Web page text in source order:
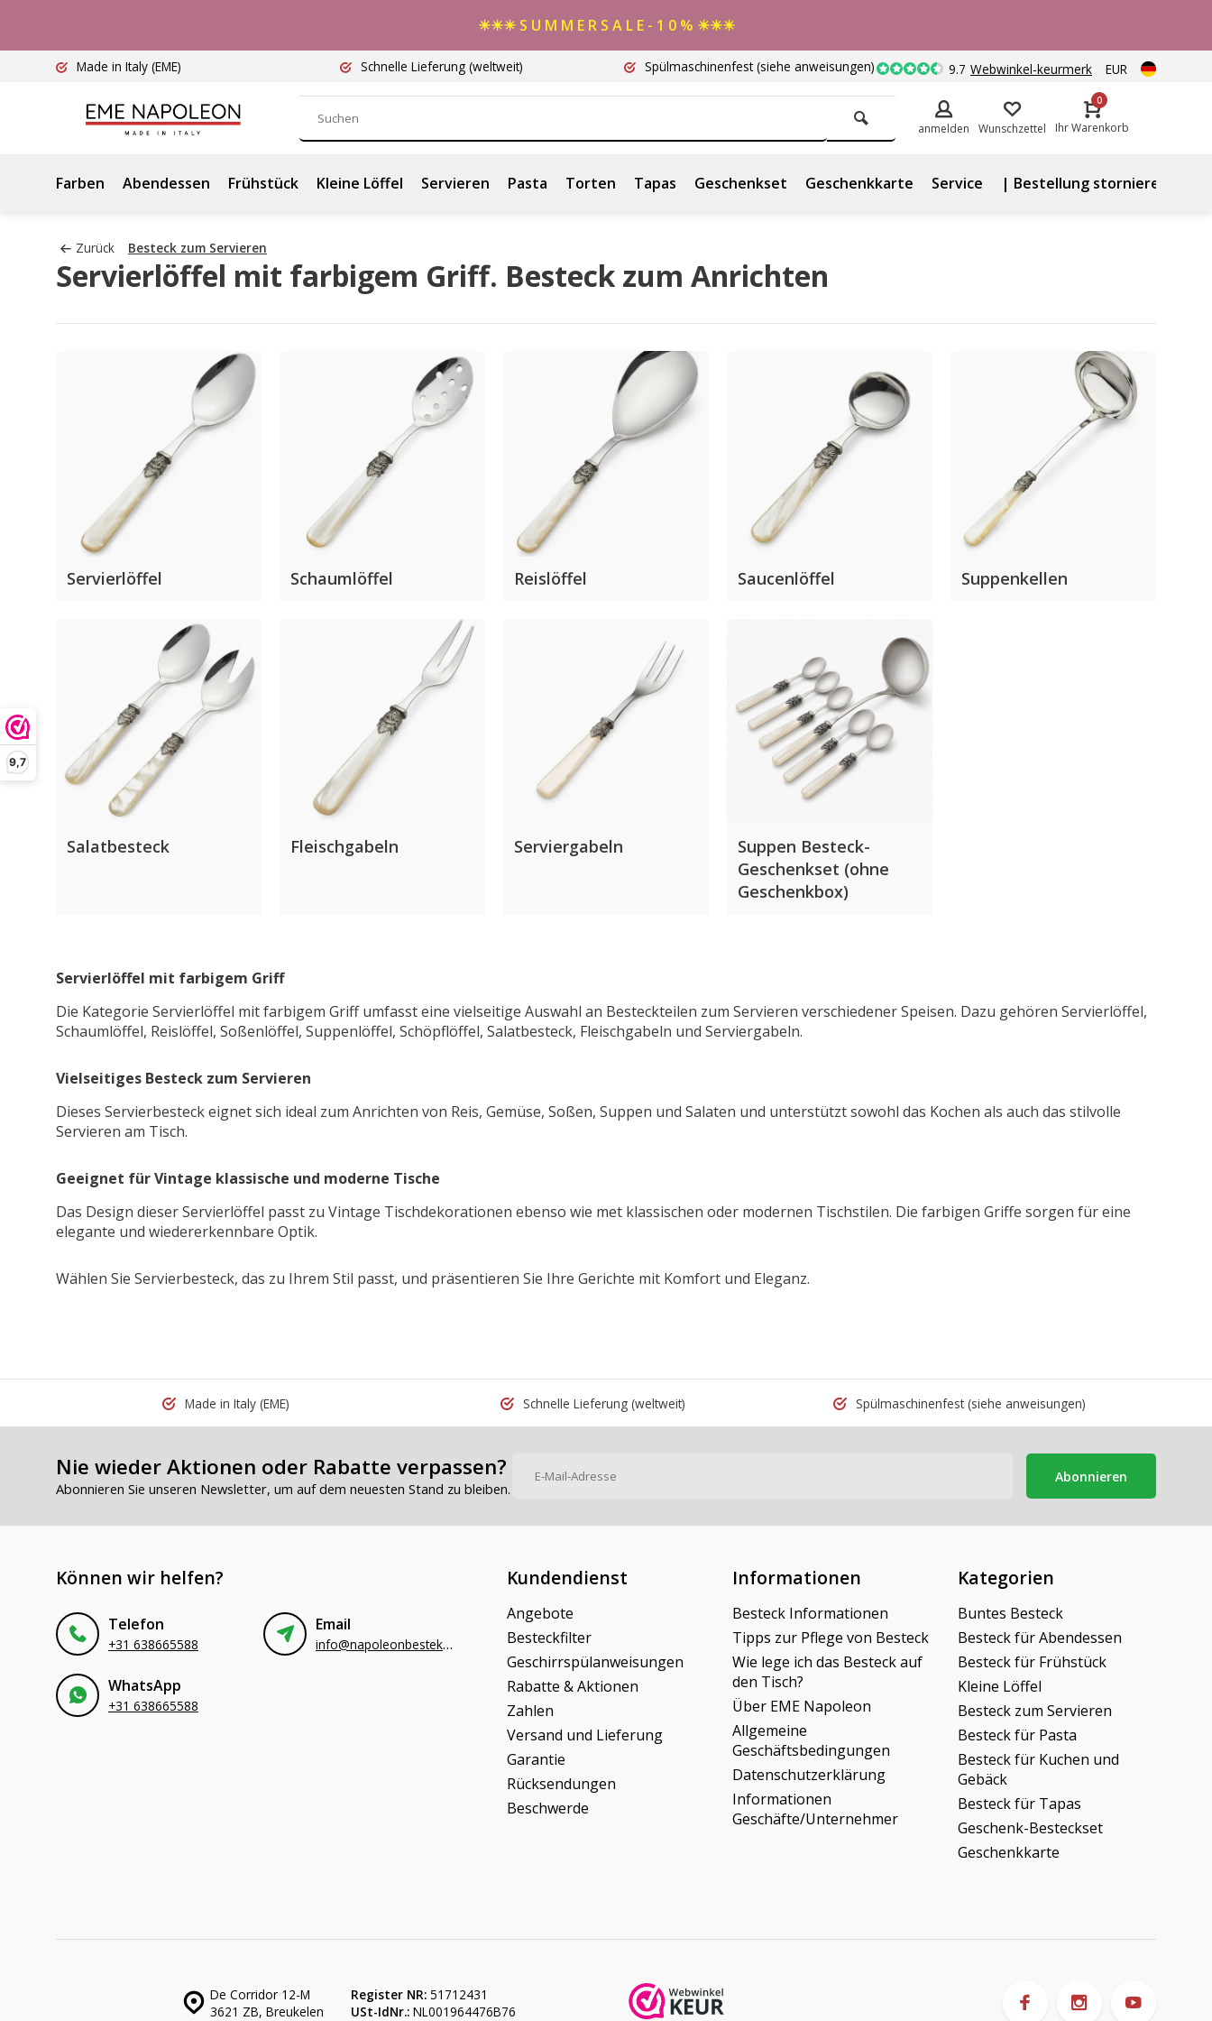
9,7
☀☀☀ S U M M E R S A L E - 1 0 % ☀☀☀
Made in Italy (EME) Schnelle Lieferung (weltweit) Spülmaschinenfest(siehe anweisungen) 9.7 Webwinkel-keurmerk EUR
anmelden Wunschzettel
0
Ihr Warenkorb
Farben Abendessen Frühstück Kleine Löffel Servieren Pasta Torten Tapas Geschenkset Geschenkkarte Service | Bestellung stornieren
Zurück Besteck zum Servieren
Servierlöffel mit farbigem Griff. Besteck zum Anrichten
Servierlöffel Schaumlöffel Reislöffel Saucenlöffel Suppenkellen
Salatbesteck Fleischgabeln Serviergabeln
Suppen Besteck-
Geschenkset (ohne
Geschenkbox)
Servierlöffel mit farbigem Griff
Die Kategorie Servierlöffel mit farbigem Griff umfasst eine vielseitige Auswahl an Besteckteilen zum Servieren verschiedener Speisen. Dazu gehören Servierlöffel,
Schaumlöffel, Reislöffel, Soßenlöffel, Suppenlöffel, Schöpflöffel, Salatbesteck, Fleischgabeln und Serviergabeln.
Vielseitiges Besteck zum Servieren
Dieses Servierbesteck eignet sich ideal zum Anrichten von Reis, Gemüse, Soßen, Suppen und Salaten und unterstützt sowohl das Kochen als auch das stilvolle
Servieren am Tisch.
Geeignet für Vintage klassische und moderne Tische
Das Design dieser Servierlöffel passt zu Vintage Tischdekorationen ebenso wie met klassischen oder modernen Tischstilen. Die farbigen Griffe sorgen für eine
elegante und wiedererkennbare Optik.
Wählen Sie Servierbesteck, das zu Ihrem Stil passt, und präsentieren Sie Ihre Gerichte mit Komfort und Eleganz.
Made in Italy (EME) Schnelle Lieferung (weltweit) Spülmaschinenfest(siehe anweisungen)
Nie wieder Aktionen oder Rabatte verpassen?
Abonnieren Sie unseren Newsletter, um auf dem neuesten Stand zu bleiben.
Abonnieren
Können wir helfen?
Telefon
+31 638665588
Email
info@napoleonbestek.nl
WhatsApp
+31 638665588
Kundendienst
Angebote
Besteckfilter
Geschirrspülanweisungen
Rabatte & Aktionen
Zahlen
Versand und Lieferung
Garantie
Rücksendungen
Beschwerde
Informationen
Besteck Informationen
Tipps zur Pflege von Besteck
Wie lege ich das Besteck auf
den Tisch?
Über EME Napoleon
Allgemeine
Geschäftsbedingungen
Datenschutzerklärung
Informationen
Geschäfte/Unternehmer
Kategorien
Buntes Besteck
Besteck für Abendessen
Besteck für Frühstück
Kleine Löffel
Besteck zum Servieren
Besteck für Pasta
Besteck für Kuchen und
Gebäck
Besteck für Tapas
Geschenk-Besteckset
Geschenkkarte
De Corridor 12-M
3621 ZB, Breukelen
Register NR: 51712431
USt-IdNr.: NL001964476B76